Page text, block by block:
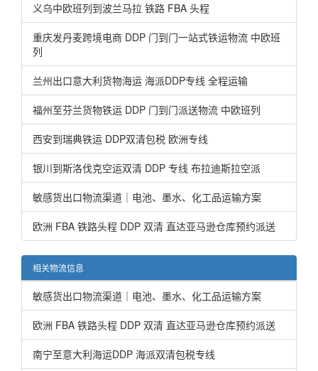
义乌中欧班列到波兰马拉 铁路 FBA 头程
重庆发丹麦跨境电商 DDP 门到门一站式铁运物流 中欧班
列
兰州出口意大利货物海运 海派DDP专线 全程运输
福州至芬兰货物铁运 DDP 门到门派送物流 中欧班列
西安到瑞典铁运 DDP双清包税 欧洲专线
银川到斯洛伐克空运双清 DDP 专线 布拉迪斯拉空派
敏感货出口物流渠道｜电池、墨水、化工品运输方案
欧洲 FBA 铁路头程 DDP 双清 直达亚马逊仓库预约派送
相关物流信息
敏感货出口物流渠道｜电池、墨水、化工品运输方案
欧洲 FBA 铁路头程 DDP 双清 直达亚马逊仓库预约派送
南宁至意大利海运DDP 海派双清包税专线